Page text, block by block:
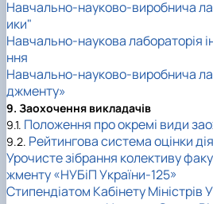
Навчально-науково-виробнича
ики"
Навчально-наукова лабораторія
ння
Навчально-науково-виробнича
джменту»
9. Заохочення викладачів
9.1. Положення про окремі види
9.2. Рейтингова система оцінки
Урочисте зібрання колективу
жменту «НУБіП України-125»
Стипендіатом Кабінету